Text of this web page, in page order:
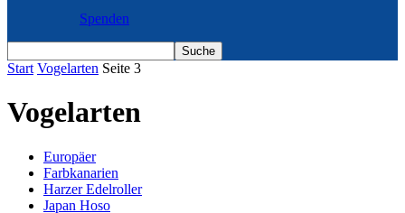
Spenden
Start Vogelarten Seite 3
Vogelarten
Europäer
Farbkanarien
Harzer Edelroller
Japan Hoso